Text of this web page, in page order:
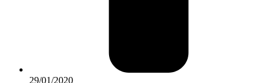
29/01/2020